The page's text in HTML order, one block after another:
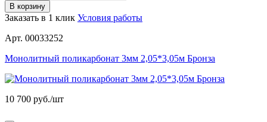
В корзину
Заказать в 1 клик Условия работы
Арт. 00033252
Монолитный поликарбонат 3мм 2,05*3,05м Бронза
10 700 руб./шт